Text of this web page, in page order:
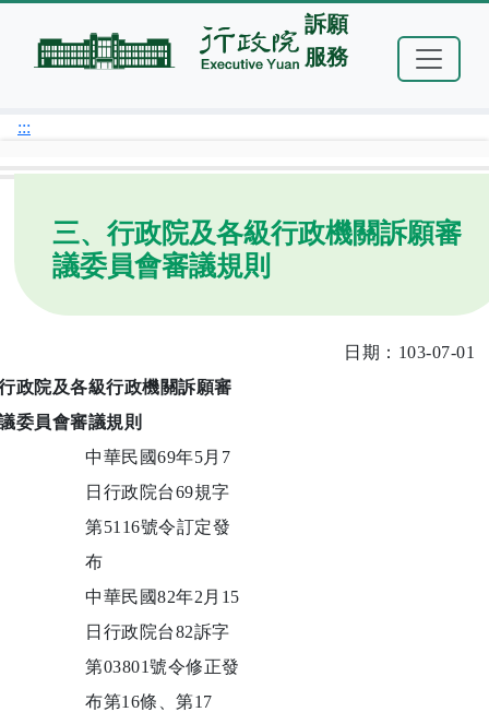
訴願
服務
:::
三、行政院及各級行政機關訴願審
議委員會審議規則
日期：103-07-01
政院及各級行政機關訴願審
委員會審議規則
中華民國69年5月7
日行政院台69規字
第5116號令訂定發
布
中華民國82年2月15
日行政院台82訴字
第03801號令修正發
布第16條、第17